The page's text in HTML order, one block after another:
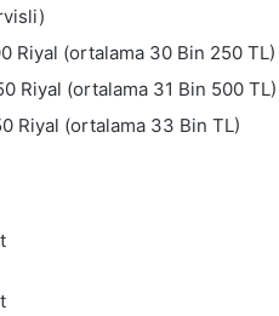
Riyal (ortalama 30 Bin 250 TL)
Riyal (ortalama 31 Bin 500 TL)
Riyal (ortalama 33 Bin TL)